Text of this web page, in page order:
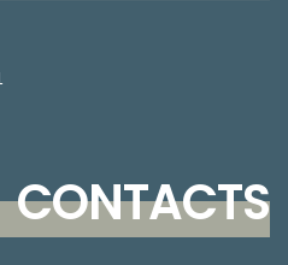
CONTACTS